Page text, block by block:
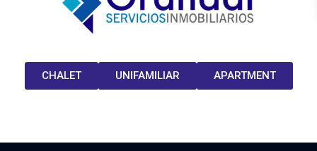
CHALET UNIFAMILIAR APARTMENT